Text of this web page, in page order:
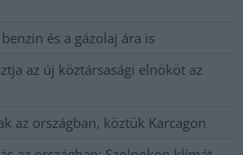
és a gázolaj ára is
az új köztársasági elnököt az
az országban, köztük Karcagon